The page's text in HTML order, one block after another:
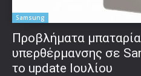
Samsung
Προβλήματα
υπερθέρμανσης σε
το update Ιουλίου